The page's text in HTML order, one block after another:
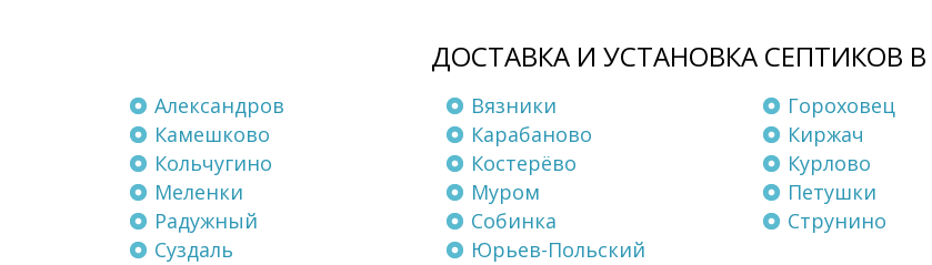
ДОСТАВКА И УСТАНОВКА СЕПТИКОВ
Александров
Камешково
Кольчугино
Меленки
Радужный
Суздаль
Вязники
Карабаново
Костерёво
Муром
Собинка
Юрьев-Польский
Гороховец
Киржач
Курлово
Петушки
Струнино